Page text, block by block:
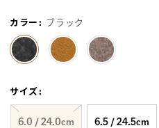
カラー: ブラック
サイズ:
6.0 / 24.0cm 6.5 / 24.5cm